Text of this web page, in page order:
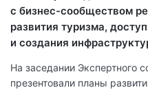
с бизнес-сообществом
развития туризма,
и создания
На заседании Экспертного
презентовали планы